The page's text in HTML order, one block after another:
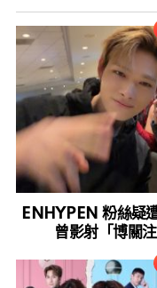
ENHYPEN 粉絲疑
曾影射「博關